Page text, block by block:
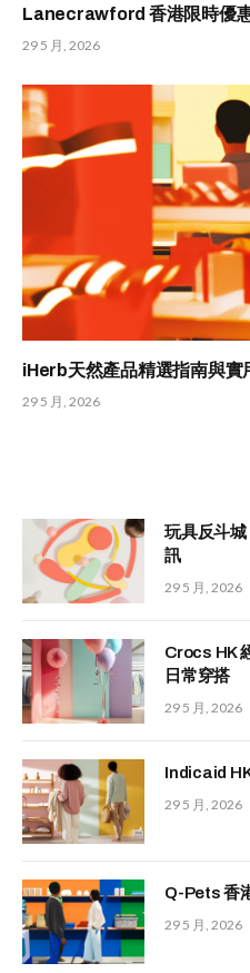
Lanecrawford 香港限時優
29 5 月, 2026
iHerb天然產品精選指南與實
29 5 月, 2026
玩具反斗城
訊
29 5 月, 2026
Crocs HK
日常穿搭
29 5 月, 2026
Indicaid
29 5 月, 2026
Q-Pets 香
29 5 月, 2026